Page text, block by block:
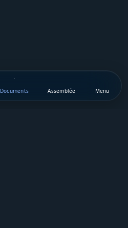
Documents Assemblée Menu